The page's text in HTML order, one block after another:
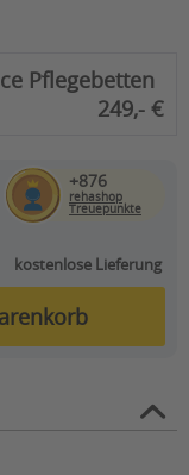
Pflegebetten
249,- €
+876
rehashop
Treuepunkte
kostenlose Lieferung